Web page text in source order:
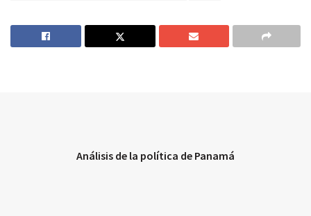
Análisis de la política de Panamá